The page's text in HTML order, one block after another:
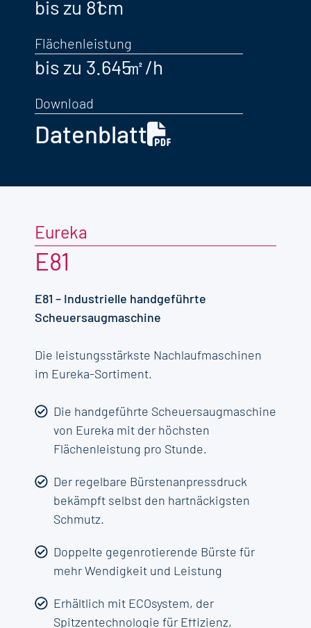
bis zu 81
Flächenleistung
bis zu 3.645
Download
Datenblatt
Eureka
E81
E81 – Industrielle handgeführte
Scheuersaugmaschine
Die leistungsstärkste Nachlaufmaschinen
im Eureka-Sortiment.
Die handgeführte Scheuersaugmaschine
von Eureka mit der höchsten
Flächenleistung pro Stunde.
Der regelbare Bürstenanpressdruck
bekämpft selbst den hartnäckigsten
Schmutz.
Doppelte gegenrotierende Bürste für
mehr Wendigkeit und Leistung
Erhältlich mit ECOsystem, der
Spitzentechnologie für Effizienz,